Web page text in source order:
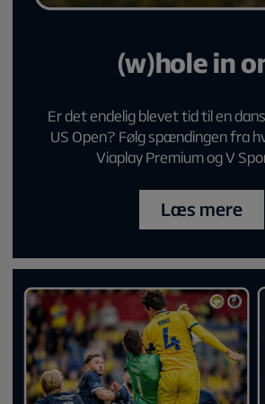
(w)hole in
Er det endelig blevet tid til en
US Open? Følg spændingen fra
Viaplay Premium og V
Læs mere